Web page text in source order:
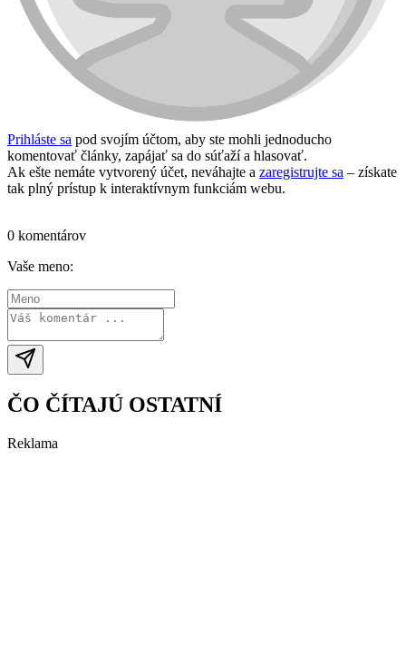
Prihláste sa pod svojím účtom, aby ste mohli jednoducho
komentovať články, zapájať sa do súťaží a hlasovať.
Ak ešte nemáte vytvorený účet, neváhajte a zaregistrujte sa – získate
tak plný prístup k interaktívnym funkciám webu.
0 komentárov
Vaše meno:
ČO ČÍTAJÚ OSTATNÍ
Reklama